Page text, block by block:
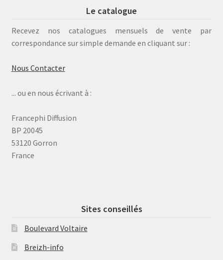
Le catalogue
Recevez nos catalogues mensuels de vente par
correspondance sur simple demande en cliquant sur :
Nous Contacter
... ou en nous écrivant à :
Francephi Diffusion
BP 20045
53120 Gorron
France
Sites conseillés
Boulevard Voltaire
Breizh-info